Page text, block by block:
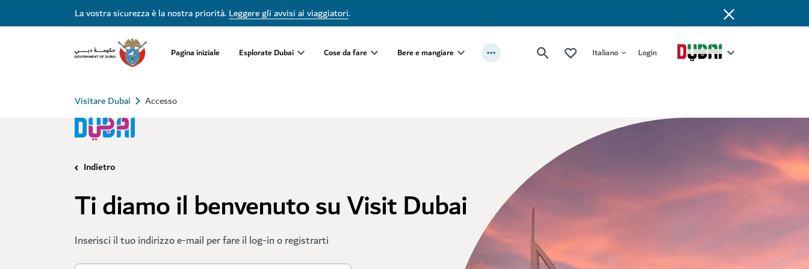
La vostra sicurezza è la nostra priorità.Leggere gli avvisi ai viaggiatori.
Pagina iniziale Esplorate Dubai Cose da fare Bere e mangiare Italiano Login
Visitare Dubai Accesso
Indietro
Ti diamo il benvenuto su Visit Dubai
Inserisci il tuo indirizzo e-mail per fare il log-in o registrarti